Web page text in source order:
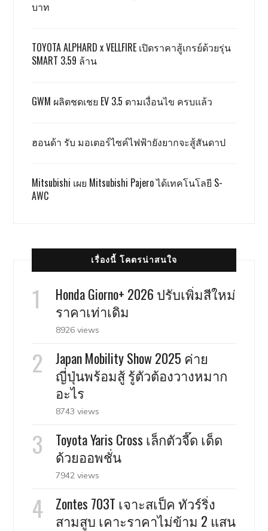
บาท
TOYOTA ALPHARD x VELLFIRE เปิดราคาสู้เกรย์ด้วยรุ่น
SMART 3.59 ล้าน
GWM ผลิตชดเชย EV 3.5 ตามเงื่อนไข ครบแล้ว
ฮอนด้า รับ มอเตอร์ไซค์ไฟฟ้ายังยากจะสู้สันดาป
Mitsubishi เผย Mitsubishi Pajero ได้เทคโนโลยี S-
AWC
เรื่องนี้ โคตรน่าสนใจ
Honda Giorno+ 2026 ปรับเพิ่มสีใหม่
ราคาเท่าเดิม
8926 views
Japan Mobility Show 2025 ค่าย
ญี่ปุ่นพร้อมสู้ รู้ตัวต้องวางหมาก
อะไร
8743 views
Toyota Yaris Cross เล็กตัวจี๊ด เด็ด
ด้วยออพชั่น
7942 views
Zontes 703T เจาะสเป็ค ทัวร์ริ่ง
สามสูบ เคาะราคาไม่ข้าม 2 แสน